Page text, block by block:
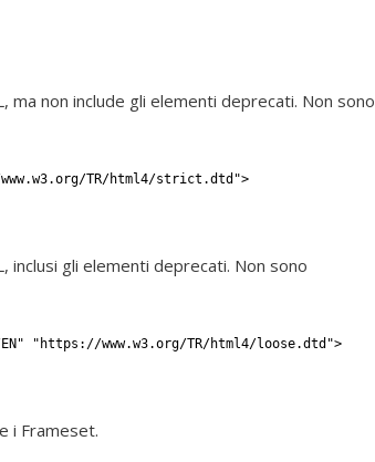
non include gli elementi deprecati. Non sono
www.w3.org/TR/html4/strict.dtd">
gli elementi deprecati. Non sono
EN" "https://www.w3.org/TR/html4/loose.dtd">
i Frameset.